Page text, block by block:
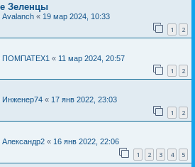
Зеленцы
Avalanch « 19 мар 2024, 10:33
1 2
ПОМПАТЕХ1 « 11 мар 2024, 20:57
1 2
Инженер74 « 17 янв 2022, 23:03
1 2
Александр2 « 16 янв 2022, 22:06
1 2 3 4 5